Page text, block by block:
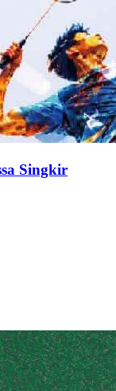
Singkir